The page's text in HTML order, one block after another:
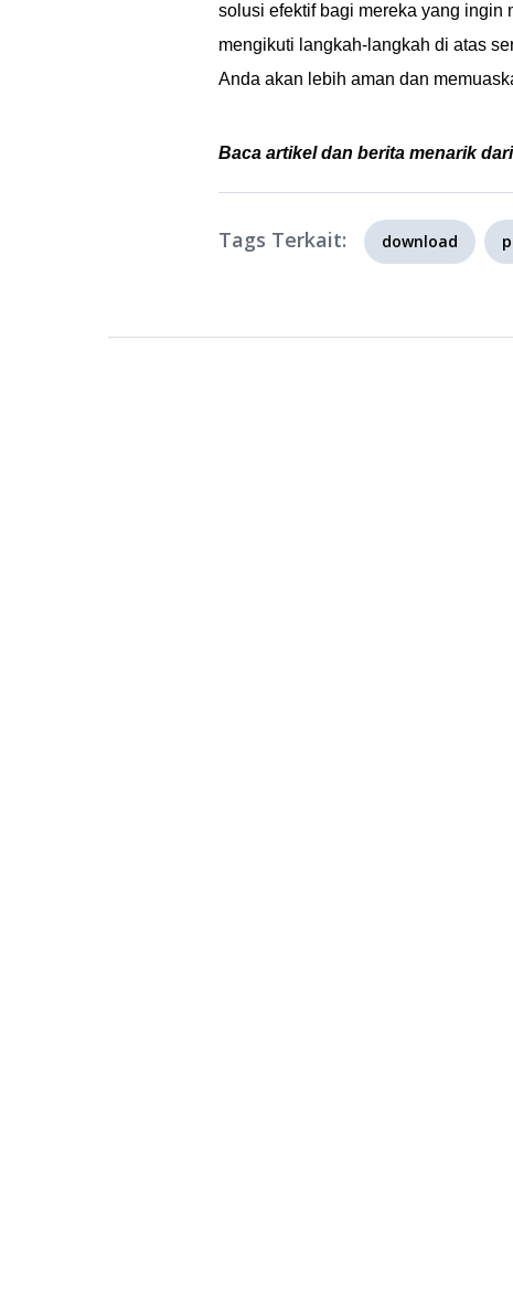
solusi efektif bagi mereka yang ingin
mengikuti langkah-langkah di atas
Anda akan lebih aman dan
Baca artikel dan berita menarik
Tags Terkait: download